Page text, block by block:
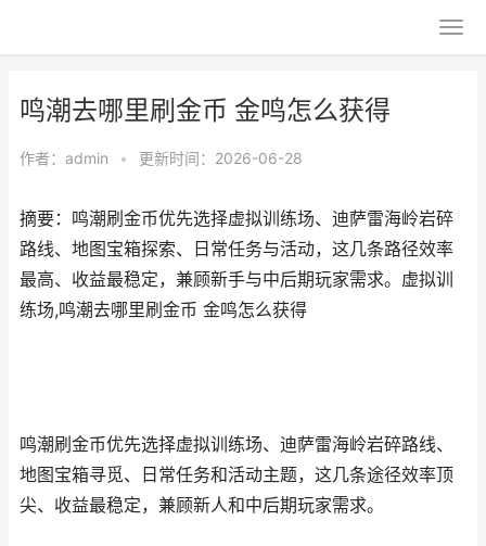
鸣潮去哪里刷金币 金鸣怎么获得
作者： admin • 更新时间：2026-06-28
摘要：鸣潮刷金币优先选择虚拟训练场、迪萨雷海岭岩碎
路线、地图宝箱探索、日常任务与活动，这几条路径效率
最高、收益最稳定，兼顾新手与中后期玩家需求。虚拟训
练场,鸣潮去哪里刷金币 金鸣怎么获得
鸣潮刷金币优先选择虚拟训练场、迪萨雷海岭岩碎路线、
地图宝箱寻觅、日常任务和活动主题，这几条途径效率顶
尖、收益最稳定，兼顾新人和中后期玩家需求。